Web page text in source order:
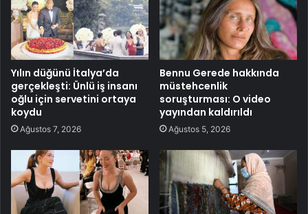
Yılın düğünü İtalya’da
gerçekleşti: Ünlü iş insanı
oğlu için servetini ortaya
koydu
Ağustos 7, 2026
Bennu Gerede hakkında
müstehcenlik
soruşturması: O video
yayından kaldırıldı
Ağustos 5, 2026